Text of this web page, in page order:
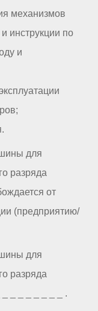
механизмов
инструкции по
и
для
разряда
от
(предприятию/
для
разряда
_ _ _ _ _ _ _ .